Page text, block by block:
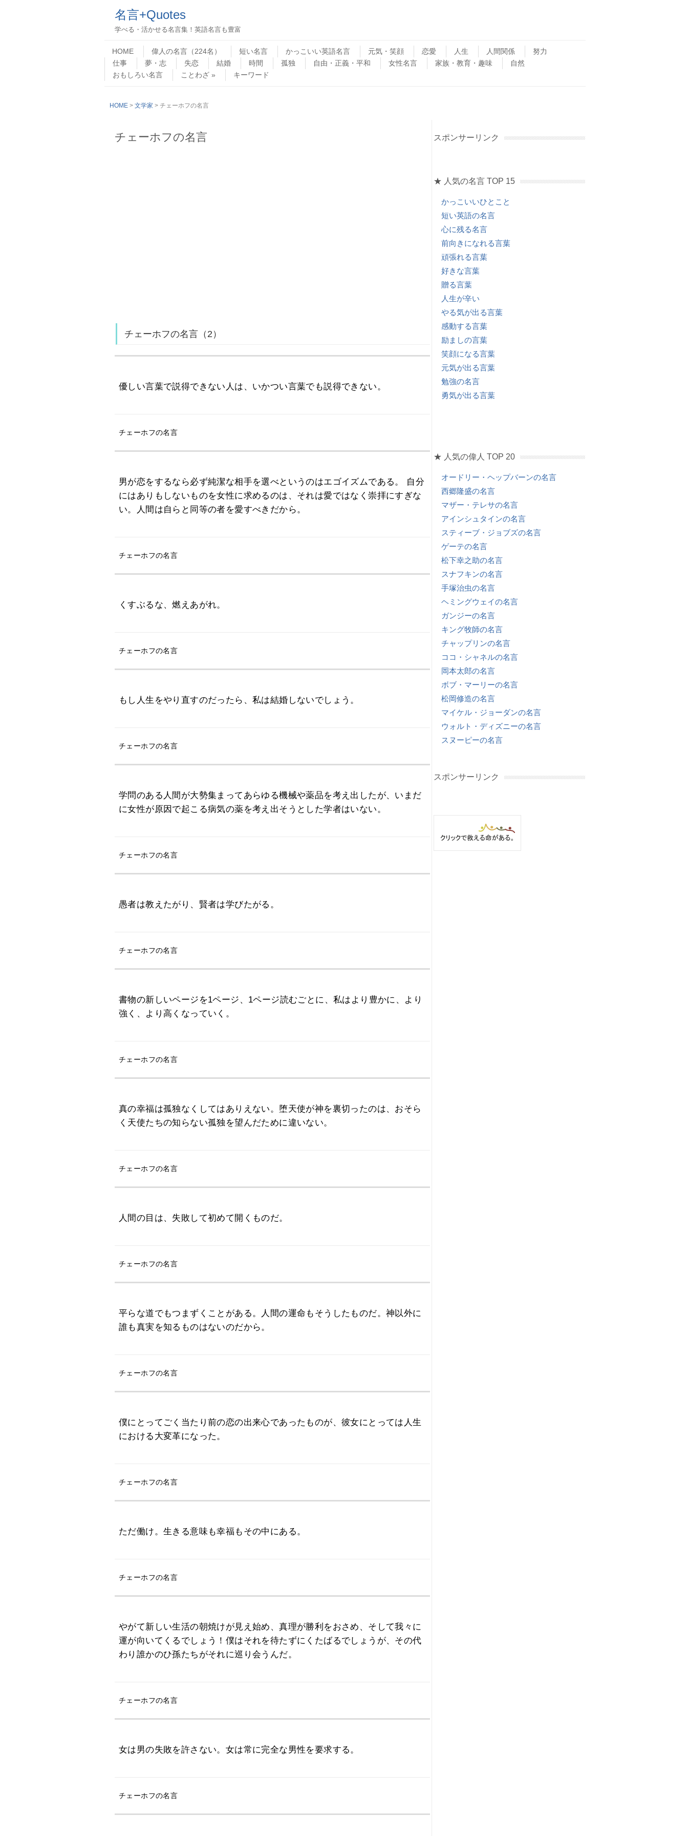
名言+Quotes
学べる・活かせる名言集！英語名言も豊富
Menu
Skip to content
HOME
偉人の名言（224名） 短い名言 かっこいい英語名言 元気・笑顔 恋愛 人生 人間関係
努力
仕事
夢・志 失恋 結婚 時間 孤独 自由・正義・平和 女性名言 家族・教育・趣味
自然
おもしろい名言
ことわざ キーワード
HOME > 文学家 > チェーホフの名言
チェーホフの名言
チェーホフの名言（2）
優しい言葉で説得できない人は、いかつい言葉でも説得できない。
チェーホフの名言
男が恋をするなら必ず純潔な相手を選べというのはエゴイズムである。 自分
にはありもしないものを女性に求めるのは、それは愛ではなく崇拝にすぎな
い。人間は自らと同等の者を愛すべきだから。
チェーホフの名言
くすぶるな、燃えあがれ。
チェーホフの名言
もし人生をやり直すのだったら、私は結婚しないでしょう。
チェーホフの名言
学問のある人間が大勢集まってあらゆる機械や薬品を考え出したが、いまだ
に女性が原因で起こる病気の薬を考え出そうとした学者はいない。
チェーホフの名言
愚者は教えたがり、賢者は学びたがる。
チェーホフの名言
書物の新しいページを1ページ、1ページ読むごとに、私はより豊かに、より
強く、より高くなっていく。
チェーホフの名言
真の幸福は孤独なくしてはありえない。堕天使が神を裏切ったのは、おそら
く天使たちの知らない孤独を望んだために違いない。
チェーホフの名言
人間の目は、失敗して初めて開くものだ。
チェーホフの名言
平らな道でもつまずくことがある。人間の運命もそうしたものだ。神以外に
誰も真実を知るものはないのだから。
チェーホフの名言
僕にとってごく当たり前の恋の出来心であったものが、彼女にとっては人生
における大変革になった。
チェーホフの名言
ただ働け。生きる意味も幸福もその中にある。
チェーホフの名言
やがて新しい生活の朝焼けが見え始め、真理が勝利をおさめ、そして我々に
運が向いてくるでしょう！僕はそれを待たずにくたばるでしょうが、その代
わり誰かのひ孫たちがそれに巡り会うんだ。
チェーホフの名言
女は男の失敗を許さない。女は常に完全な男性を要求する。
チェーホフの名言
スポンサーリンク
★ 人気の名言 TOP 15
かっこいいひとこと
短い英語の名言
心に残る名言
前向きになれる言葉
頑張れる言葉
好きな言葉
贈る言葉
人生が辛い
やる気が出る言葉
感動する言葉
励ましの言葉
笑顔になる言葉
元気が出る言葉
勉強の名言
勇気が出る言葉
★ 人気の偉人 TOP 20
オードリー・ヘップバーンの名言
西郷隆盛の名言
マザー・テレサの名言
アインシュタインの名言
スティーブ・ジョブズの名言
ゲーテの名言
松下幸之助の名言
スナフキンの名言
手塚治虫の名言
ヘミングウェイの名言
ガンジーの名言
キング牧師の名言
チャップリンの名言
ココ・シャネルの名言
岡本太郎の名言
ボブ・マーリーの名言
松岡修造の名言
マイケル・ジョーダンの名言
ウォルト・ディズニーの名言
スヌーピーの名言
スポンサーリンク